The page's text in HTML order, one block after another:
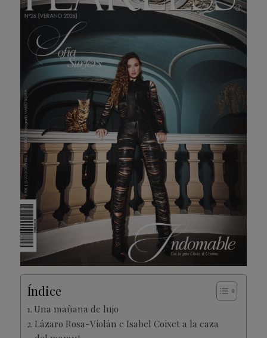
Índice
Una mañana de lujo
Lázaro Rosa-Violán e Isabel Coixet a la caza